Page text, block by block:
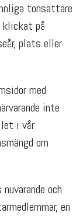
tonsättare
klickat på
plats eller
med
inte
i vår
om
och
en